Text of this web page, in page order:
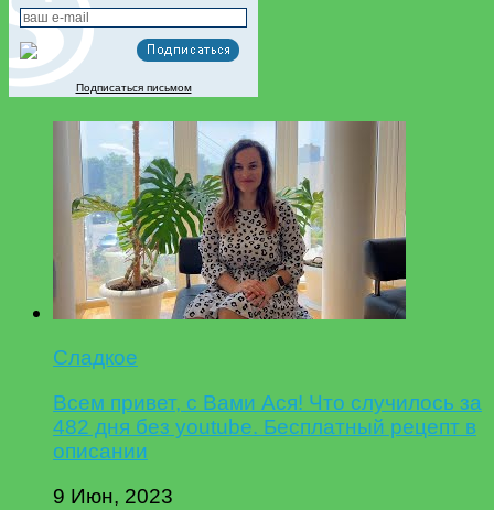
Подписаться письмом
Сладкое
Всем привет, с Вами Ася! Что случилось за
482 дня без youtube. Бесплатный рецепт в
описании
9 Июн, 2023